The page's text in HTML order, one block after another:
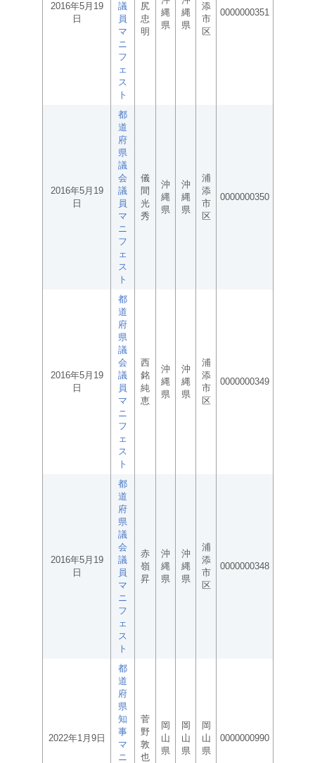
2016年5月19
日
議
員
マ
ニ
フ
ェ
ス
ト
尻
忠
明
縄
県
縄
県
添
市
区
0000000351
2016年5月19
日
都
道
府
県
議
会
議
員
マ
ニ
フ
ェ
ス
ト
儀
間
光
秀
沖
縄
県
沖
縄
県
浦
添
市
区
0000000350
2016年5月19
日
都
道
府
県
議
会
議
員
マ
ニ
フ
ェ
ス
ト
西
銘
純
恵
沖
縄
県
沖
縄
県
浦
添
市
区
0000000349
2016年5月19
日
都
道
府
県
議
会
議
員
マ
ニ
フ
ェ
ス
ト
赤
嶺
昇
沖
縄
県
沖
縄
県
浦
添
市
区
0000000348
2022年1月9日
都
道
府
県
知
事
マ
ニ
菅
野
敦
也
岡
山
県
岡
山
県
岡
山
県
0000000990